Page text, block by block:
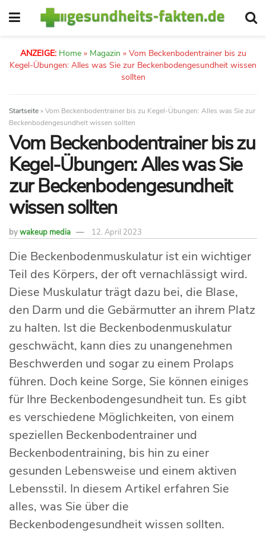
ANZEIGE: Home» Magazin » Vom Beckenbodentrainer bis zu
Kegel-Übungen: Alles was Sie zur Beckenbodengesundheit wissen
sollten
Startseite »Vom Beckenbodentrainer bis zu Kegel-Übungen: Alles was Sie zur
Beckenbodengesundheit wissen sollten
Vom Beckenbodentrainer bis zu
Kegel-Übungen: Alles was Sie
zur Beckenbodengesundheit
wissen sollten
bywakeup media 12. April 2023
Die Beckenbodenmuskulatur ist ein wichtiger
Teil des Körpers, der oft vernachlässigt wird.
Diese Muskulatur trägt dazu bei, die Blase,
den Darm und die Gebärmutter an ihrem Platz
zu halten. Ist die Beckenbodenmuskulatur
geschwächt, kann dies zu unangenehmen
Beschwerden und sogar zu einem Prolaps
führen. Doch keine Sorge, Sie können einiges
für Ihre Beckenbodengesundheit tun. Es gibt
es verschiedene Möglichkeiten, von einem
speziellen Beckenbodentrainer und
Beckenbodentraining, bis hin zu einer
gesunden Lebensweise und einem aktiven
Lebensstil. In diesem Artikel erfahren Sie
alles, was Sie über die
Beckenbodengesundheit wissen sollten.